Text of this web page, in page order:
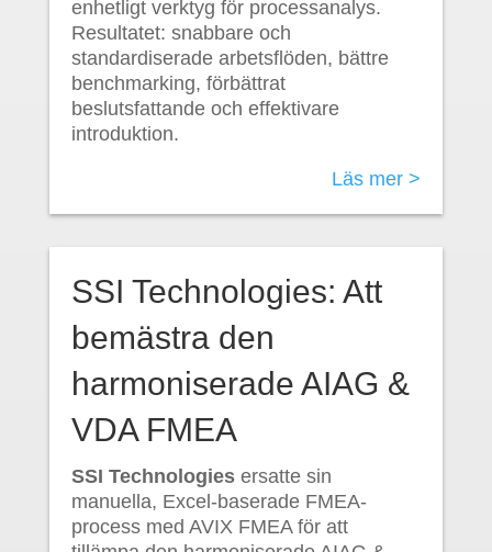
enhetligt verktyg för processanalys.
Resultatet: snabbare och
standardiserade arbetsflöden, bättre
benchmarking, förbättrat
beslutsfattande och effektivare
introduktion.
Läs mer >
SSI Technologies: Att
bemästra den
harmoniserade AIAG &
VDA FMEA
SSI Technologiesersatte sin
manuella, Excel-baserade FMEA-
process med AVIX FMEA för att